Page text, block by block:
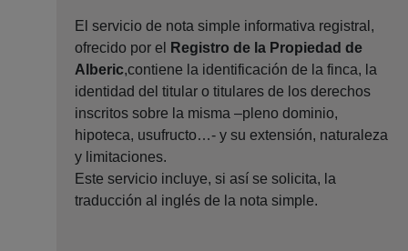
El servicio de nota simple informativa registral,
ofrecido por el
Registro de la Propiedad de
Alberic,contiene la identificación de la finca, la
identidad del titular o titulares de los derechos
inscritos sobre la misma –pleno dominio,
hipoteca, usufructo…- y su extensión, naturaleza
y limitaciones.
Este servicio incluye, si así se solicita, la
traducción al inglés de la nota simple.